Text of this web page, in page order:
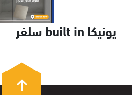
يونيكا built in سلفر